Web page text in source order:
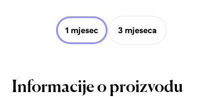
1 mjesec 3 mjeseca
Informacije o proizvodu